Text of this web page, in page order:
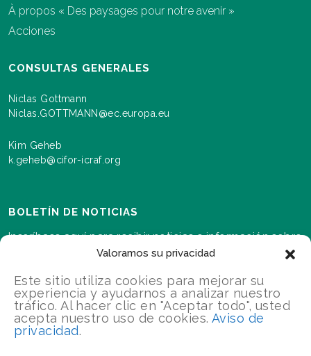
Valoramos su privacidad
Este sitio utiliza cookies para mejorar su
experiencia y ayudarnos a analizar nuestro
tráfico. Al hacer clic en "Aceptar todo", usted
acepta nuestro uso de cookies. Aviso de
privacidad.
À propos « Des paysages pour notre avenir »
Acciones
CONSULTAS GENERALES
Niclas Gottmann
Niclas.GOTTMANN@ec.europa.eu
Kim Geheb
k.geheb@cifor-icraf.org
BOLETÍN DE NOTICIAS
Inscríbase aquí para recibir noticias e información sobre
los eventos y los avances a medida que se desarrolla el
INSCRÍBETE